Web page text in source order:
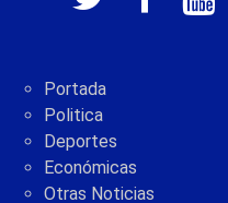
Portada
Politica
Deportes
Económicas
Otras Noticias